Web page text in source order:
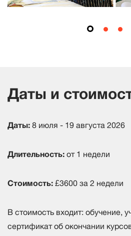
Даты и
Даты:8 июля - 19 августа 2026
Длительность:от 1 недели
Стоимость:£3600 за 2 недели
В стоимость входит: обучение,
сертификат об окончании